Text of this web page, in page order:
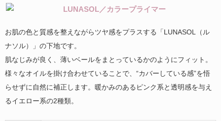
お肌の色と質感を整えながらツヤ感をプラスする「LUNASOL（ル
ナソル）」の下地です。
肌なじみが良く、薄いベールをまとっているかのようにフィット。
様々なオイルを掛け合わせていることで、“カバーしている感”を悟
らせずに自然に補正します。暖かみのあるピンク系と透明感を与え
るイエロー系の2種類。